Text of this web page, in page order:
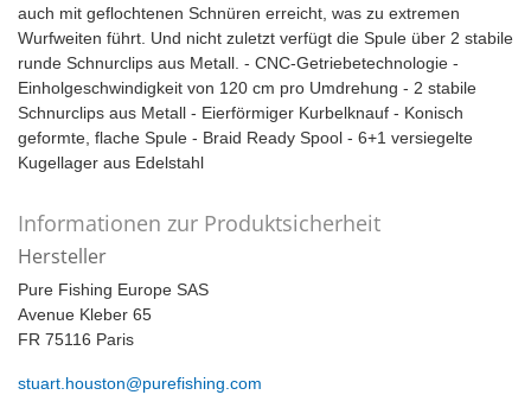
auch mit geflochtenen Schnüren erreicht, was zu extremen
Wurfweiten führt. Und nicht zuletzt verfügt die Spule über 2 stabile
runde Schnurclips aus Metall. - CNC-Getriebetechnologie -
Einholgeschwindigkeit von 120 cm pro Umdrehung - 2 stabile
Schnurclips aus Metall - Eierförmiger Kurbelknauf - Konisch
geformte, flache Spule - Braid Ready Spool - 6+1 versiegelte
Kugellager aus Edelstahl
Informationen zur Produktsicherheit
Hersteller
Pure Fishing Europe SAS
Avenue Kleber 65
FR 75116 Paris
stuart.houston@purefishing.com